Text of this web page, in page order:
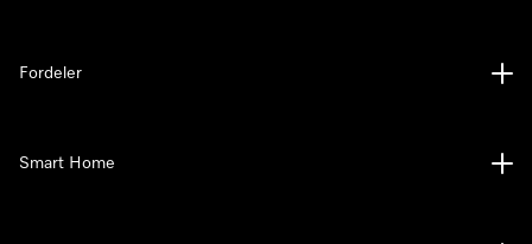
Fordeler
Smart Home